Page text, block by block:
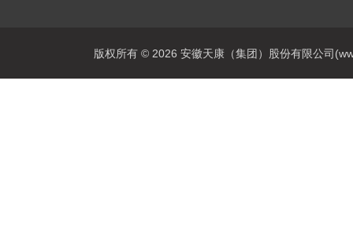
版权所有 © 2026 安徽天康（集团）股份有限公司